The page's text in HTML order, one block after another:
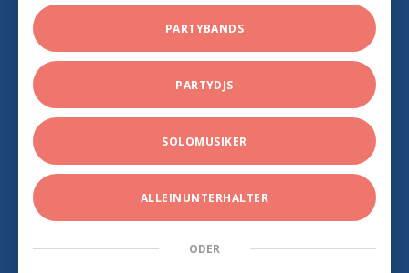
PARTYBANDS
PARTYDJS
SOLOMUSIKER
ALLEINUNTERHALTER
ODER